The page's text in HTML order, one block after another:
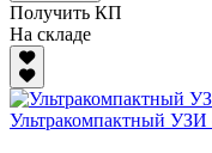
Получить КП
На складе
Ультракомпактный УЗИ